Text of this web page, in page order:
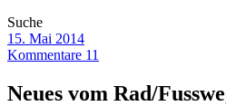
Suche
15. Mai 2014
Kommentare 11
Neues vom Rad/